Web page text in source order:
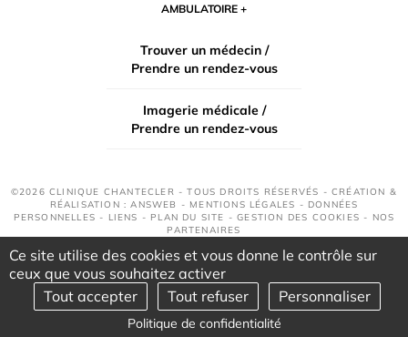
AMBULATOIRE
Trouver un médecin /
Prendre un rendez-vous
Imagerie médicale /
Prendre un rendez-vous
©2026 CLINIQUE CHANTECLER - TOUS DROITS RÉSERVÉS - CRÉATION &
RÉALISATION : ANSWEB - MENTIONS LÉGALES - DONNÉES
PERSONNELLES - LIENS - PLAN DU SITE -GESTION DES COOKIES - NOS
PARTENAIRES
Ce site utilise des cookies et vous donne le contrôle sur
ceux que vous souhaitez activer
Tout accepter
Tout refuser Personnaliser
Politique de confidentialité